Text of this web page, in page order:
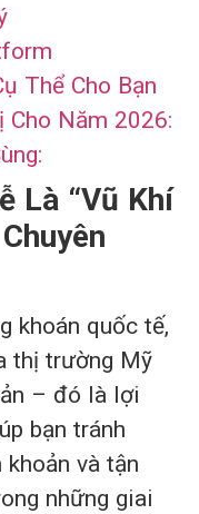
Thể Cho Bạn
Cho Năm 2026:
Là “Vũ Khí
khoán quốc tế,
thị trường Mỹ
– đó là lợi
bạn tránh
khoản và tận
những giai